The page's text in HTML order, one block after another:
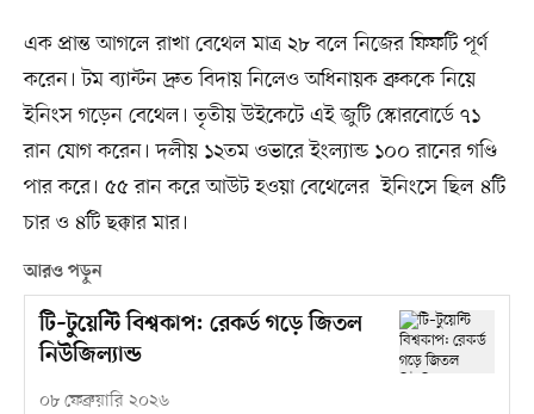
এক প্রান্ত আগলে রাখা বেথেল মাত্র ২৮ বলে নিজের ফিফটি পূর্ণ
করেন। টম ব্যান্টন দ্রুত বিদায় নিলেও অধিনায়ক ব্রুককে নিয়ে
ইনিংস গড়েন বেথেল। তৃতীয় উইকেটে এই জুটি স্কোরবোর্ডে ৭১
রান যোগ করেন। দলীয় ১২তম ওভারে ইংল্যান্ড ১০০ রানের গণ্ডি
পার করে। ৫৫ রান করে আউট হওয়া বেথেলের ইনিংসে ছিল ৪টি
চার ও ৪টি ছক্কার মার।
আরও পড়ুন
টি–টুয়েন্টি বিশ্বকাপ: রেকর্ড গড়ে জিতল
নিউজিল্যান্ড
০৮ ফেব্রুয়ারি ২০২৬